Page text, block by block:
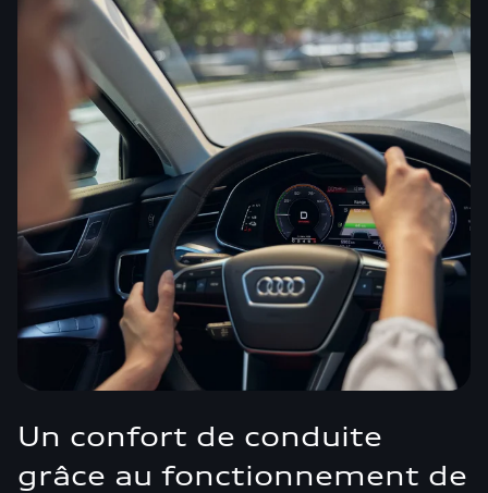
Un confort de conduite
grâce au fonctionnement de